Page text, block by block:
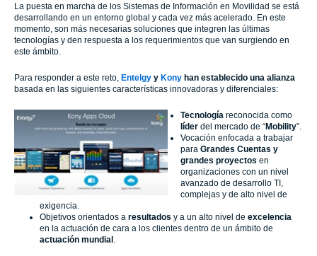
La puesta en marcha de los Sistemas de Información en Movilidad se está
desarrollando en un entorno global y cada vez más acelerado. En este
momento, son más necesarias soluciones que integren las últimas
tecnologías y den respuesta a los requerimientos que van surgiendo en
este ámbito.
Para responder a este reto, Entelgy y Kony han establecido una alianza
basada en las siguientes características innovadoras y diferenciales:
Tecnología reconocida como
líder del mercado de “Mobility”.
Vocación enfocada a trabajar
para Grandes Cuentas y
grandes proyectos en
organizaciones con un nivel
avanzado de desarrollo TI,
complejas y de alto nivel de
exigencia.
Objetivos orientados a resultados y a un alto nivel de excelencia
en la actuación de cara a los clientes dentro de un ámbito de
actuación mundial.